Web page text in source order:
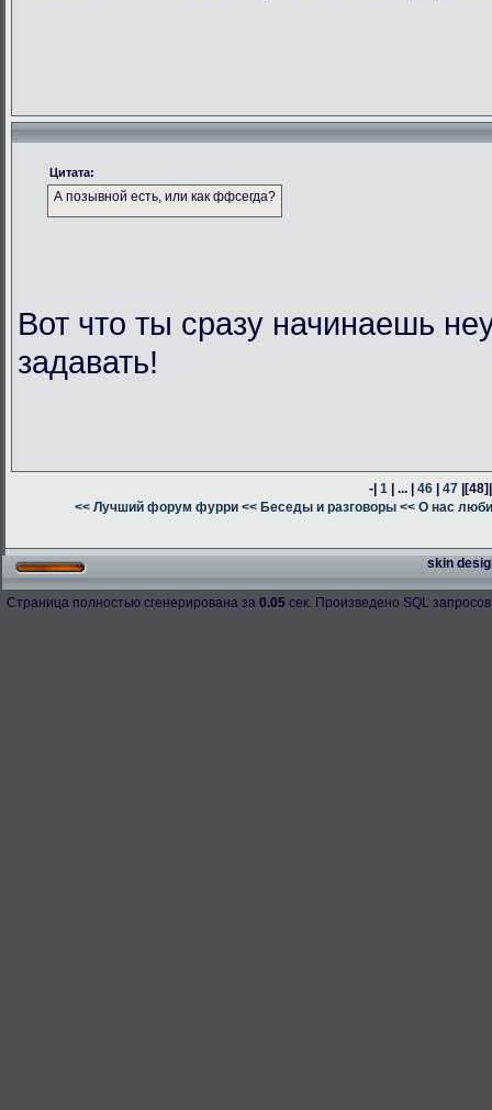
Цитата:
А позывной есть, или как ффсегда?
Вот что ты сразу начинаешь
задавать!
-| 1 | ... | 46 | 47 |[48]
<< Лучший форум фурри << Беседы и разговоры << О нас
skin
Страница полностью сгенерирована за 0.05 сек. Произведено SQL